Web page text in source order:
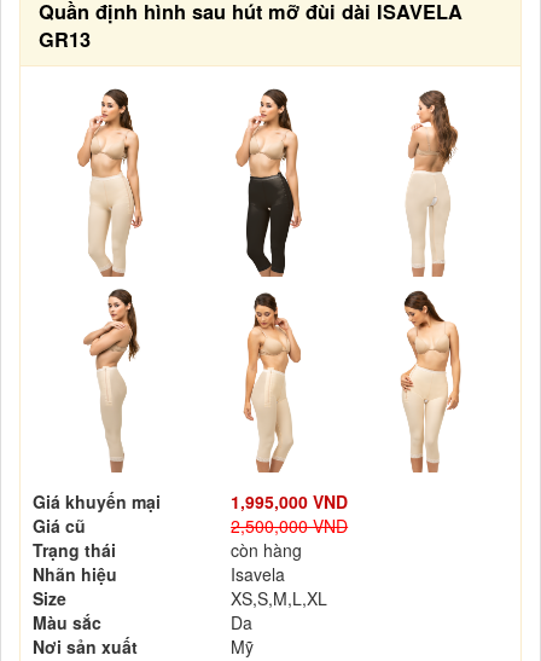
Quần định hình sau hút mỡ đùi dài ISAVELA
GR13
Giá khuyến mại
1,995,000 VND
Giá cũ
2,500,000 VND
Trạng thái
còn hàng
Nhãn hiệu
Isavela
Size
XS,S,M,L,XL
Màu sắc
Da
Nơi sản xuất
Mỹ